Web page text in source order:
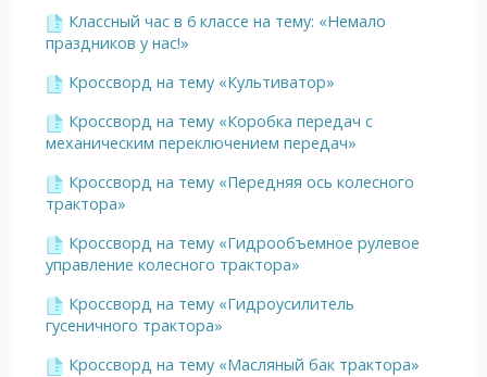
Классный час в 6 классе на тему: «Немало
праздников у нас!»
Кроссворд на тему «Культиватор»
Кроссворд на тему «Коробка передач с
механическим переключением передач»
Кроссворд на тему «Передняя ось колесного
трактора»
Кроссворд на тему «Гидрообъемное рулевое
управление колесного трактора»
Кроссворд на тему «Гидроусилитель
гусеничного трактора»
Кроссворд на тему «Масляный бак трактора»